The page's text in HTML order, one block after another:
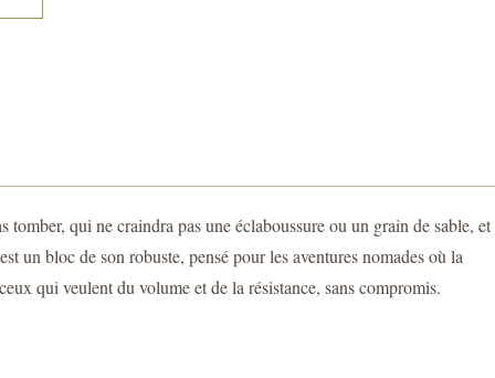
qui ne craindra pas une éclaboussure ou un grain de sable, et
un bloc de son robuste, pensé pour les aventures nomades où la
qui veulent du volume et de la résistance, sans compromis.